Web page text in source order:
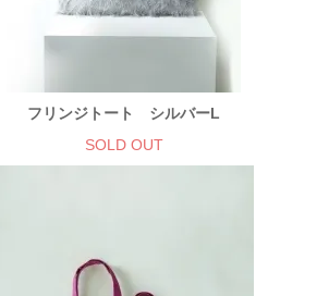
フリンジトート シルバーL
SOLD OUT